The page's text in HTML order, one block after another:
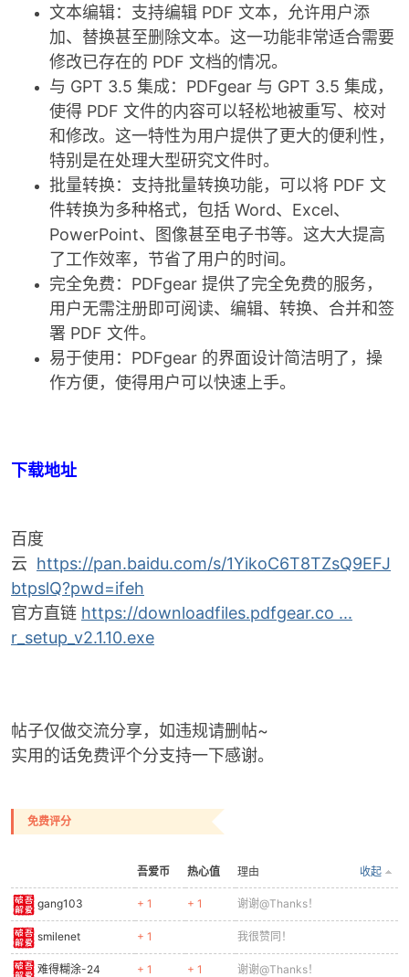
jie.
文本编辑：支持编辑 PDF 文本，允许用户添
加、替换甚至删除文本。这一功能非常适合需要
修改已存在的 PDF 文档的情况。
与 GPT 3.5 集成：PDFgear 与 GPT 3.5 集成，
使得 PDF 文件的内容可以轻松地被重写、校对
和修改。这一特性为用户提供了更大的便利性，
特别是在处理大型研究文件时。
批量转换：支持批量转换功能，可以将 PDF 文
件转换为多种格式，包括 Word、Excel、
PowerPoint、图像甚至电子书等。这大大提高
了工作效率，节省了用户的时间。
完全免费：PDFgear 提供了完全免费的服务，
用户无需注册即可阅读、编辑、转换、合并和签
署 PDF 文件。
易于使用：PDFgear 的界面设计简洁明了，操
作方便，使得用户可以快速上手。
下载地址
百度
云 https://pan.baidu.com/s/1YikoC6T8TZsQ9EFJ
btpslQ?pwd=ifeh
官方直链 https://downloadfiles.pdfgear.co ...
r_setup_v2.1.10.exe
帖子仅做交流分享，如违规请删帖~
实用的话免费评个分支持一下感谢。
免费评分
吾爱币 热心值 收起
理由
gang103 + 1 + 1 谢谢@Thanks！
smilenet + 1 我很赞同！
难得糊涂-24 + 1 + 1 谢谢@Thanks！